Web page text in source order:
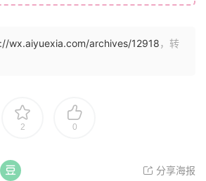
wx.aiyuexia.com/archives/12918，转
2 0
分享海报